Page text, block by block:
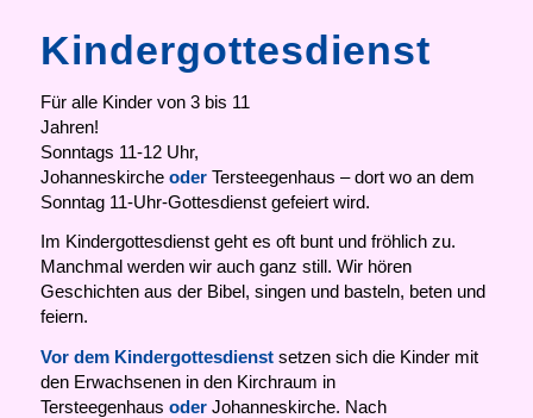
Kindergottesdienst
Für alle Kinder von 3 bis 11
Jahren!
Sonntags 11-12 Uhr,
Johanneskirche oderTersteegenhaus – dort wo an dem
Sonntag 11-Uhr-Gottesdienst gefeiert wird.
Im Kindergottesdienst geht es oft bunt und fröhlich zu.
Manchmal werden wir auch ganz still. Wir hören
Geschichten aus der Bibel, singen und basteln, beten und
feiern.
Vor dem Kindergottesdienstsetzen sich die Kinder mit
den Erwachsenen in den Kirchraum in
Tersteegenhaus oderJohanneskirche. Nach